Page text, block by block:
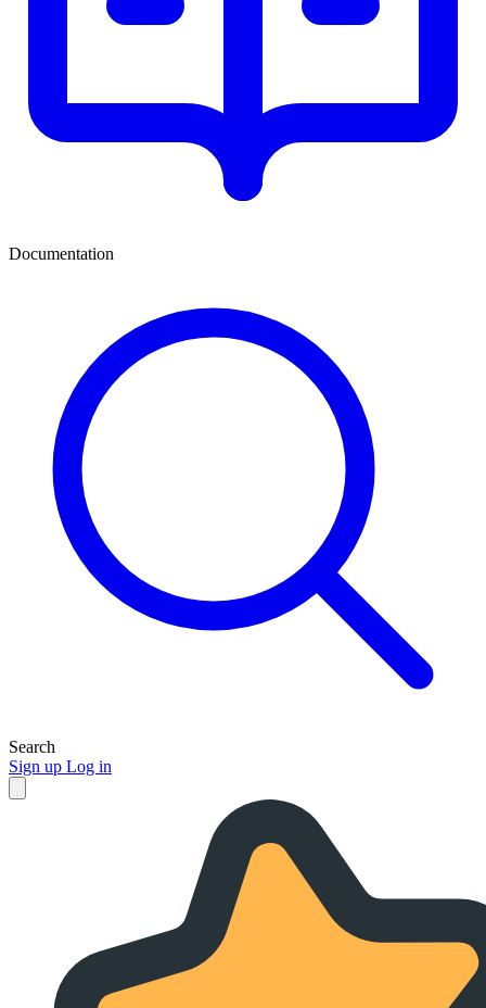
Documentation
Search
Sign up Log in